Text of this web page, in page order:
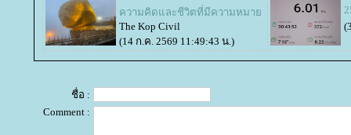
ความคิดและชีวิตที่มีความหมา
The Kop Civil
(14 ก.ค. 2569 11:49:43 น.)
ชื่อ :
Comment :